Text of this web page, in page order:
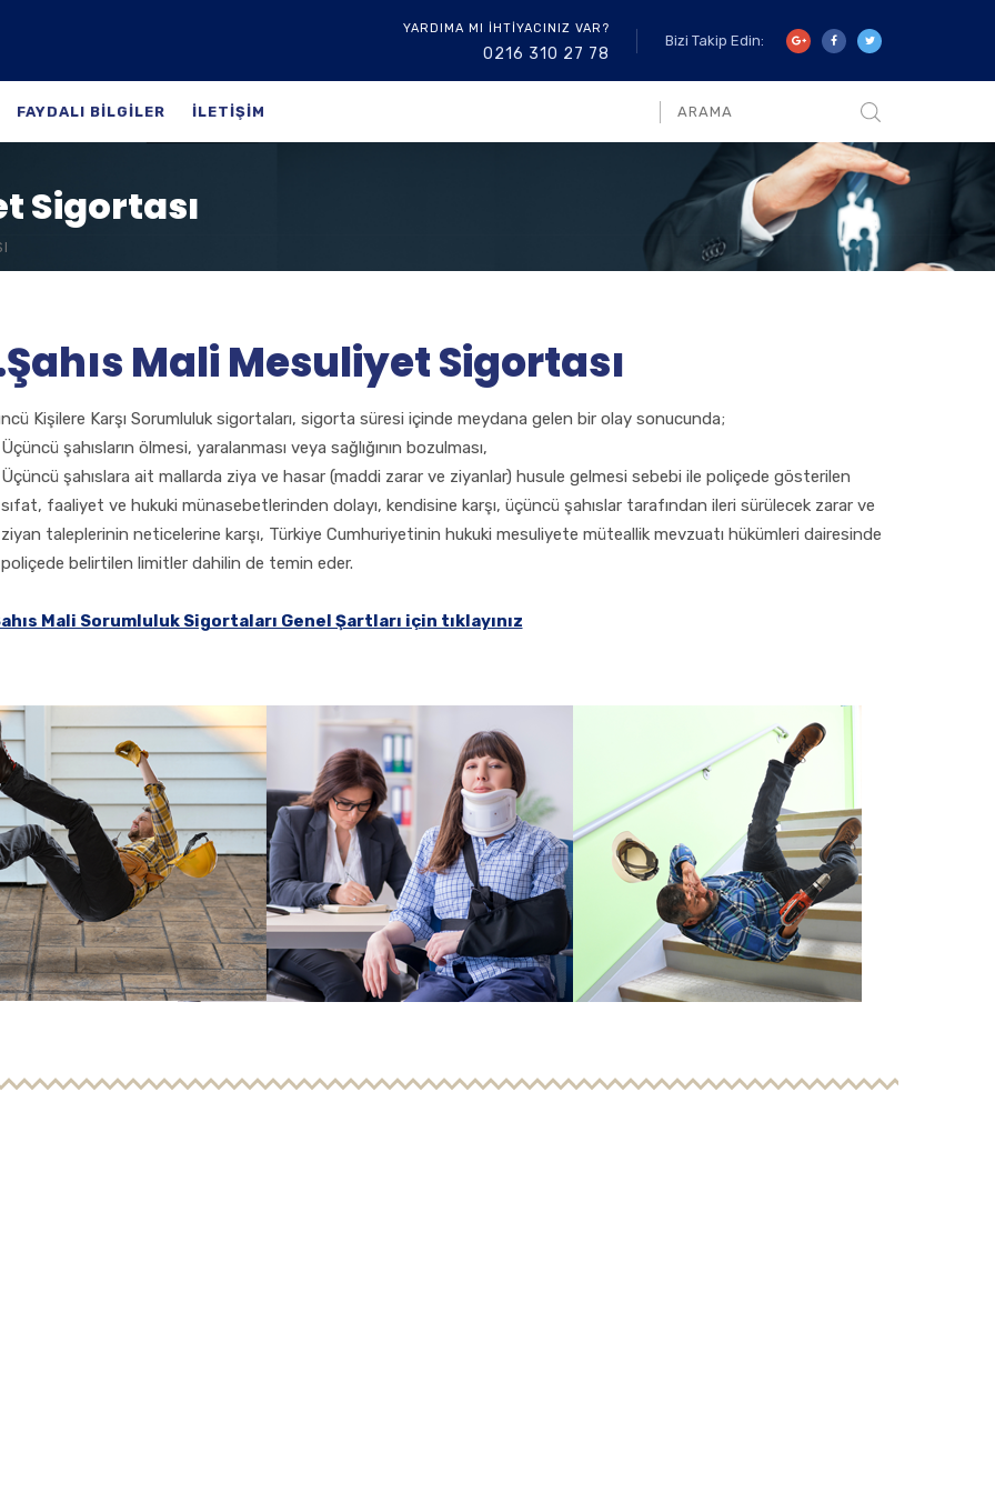
YARDIMA MI İHTİYACINIZ VAR?
0216 310 27 78
Bizi Takip Edin:
FAYDALI BILGILER ILETIŞIM
Sigortası
Mali Mesuliyet Sigortası
Kişilere Karşı Sorumluluk sigortaları, sigorta süresi içinde meydana gelen bir olay sonucunda;
Üçüncü şahısların ölmesi, yaralanması veya sağlığının bozulması,
Üçüncü şahıslara ait mallarda ziya ve hasar (maddi zarar ve ziyanlar) husule gelmesi sebebi ile poliçede gösterilen
sıfat, faaliyet ve hukuki münasebetlerinden dolayı, kendisine karşı, üçüncü şahıslar tarafından ileri sürülecek zarar ve
ziyan taleplerinin neticelerine karşı, Türkiye Cumhuriyetinin hukuki mesuliyete müteallik mevzuatı hükümleri dairesinde
poliçede belirtilen limitler dahilin de temin eder.
Mali Sorumluluk Sigortaları Genel Şartları için tıklayınız